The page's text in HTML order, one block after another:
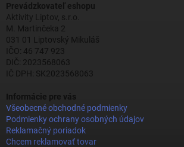
Prevádzkovateľ eshopu
Aktivity Liptov, s.r.o.
M. Martinčeka 2
031 01 Liptovský Mikuláš
IČO: 46 747 923
DIČ: 2023568063
IČ DPH: SK2023568063
Informácie pre vás
Všeobecné obchodné podmienky
Podmienky ochrany osobných údajov
Reklamačný poriadok
Chcem reklamovať tovar